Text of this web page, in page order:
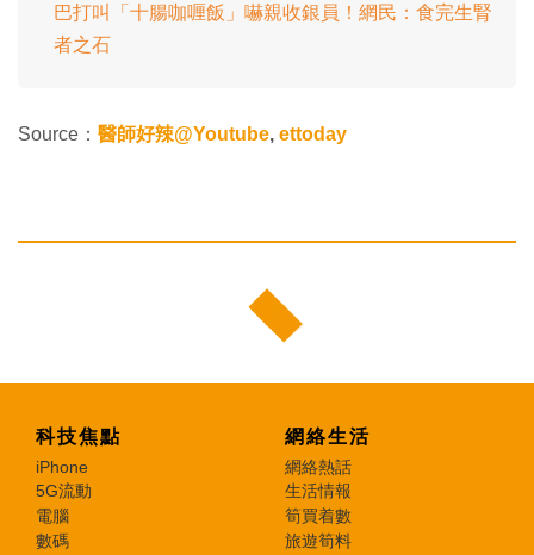
巴打叫「十腸咖喱飯」嚇親收銀員！網民：食完生腎
者之石
Source： 醫師好辣@Youtube, ettoday
科技焦點
iPhone
5G流動
電腦
數碼
網絡生活
網絡熱話
生活情報
筍買着數
旅遊筍料